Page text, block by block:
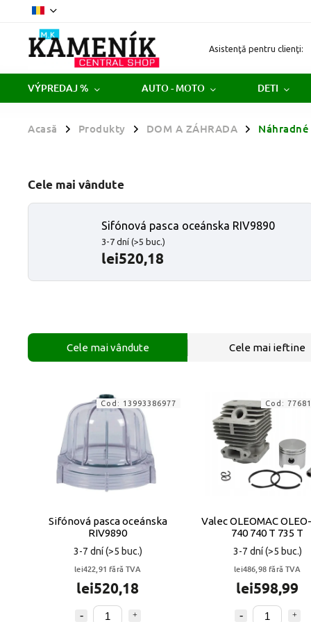
Asistenţă pentru clienţi:
VÝPREDAJ % AUTO - MOTO DETI
Acasă / Produkty / DOM A ZÁHRADA /
Cele mai vândute
Sifónová pasca oceánska RIV9890
3-7 dní (>5 buc.)
lei520,18
Cele mai vândute Cele mai ieftine
Sifónová pasca oceánska
RIV9890
3-7 dní(>5 buc.)
lei422,91 fără TVA
lei520,18
Cod: 13993386977
Valec OLEOMAC
740 740 T 735 T
3-7 dní(>5 buc.)
lei486,98 fără TVA
lei598,99
Cod: